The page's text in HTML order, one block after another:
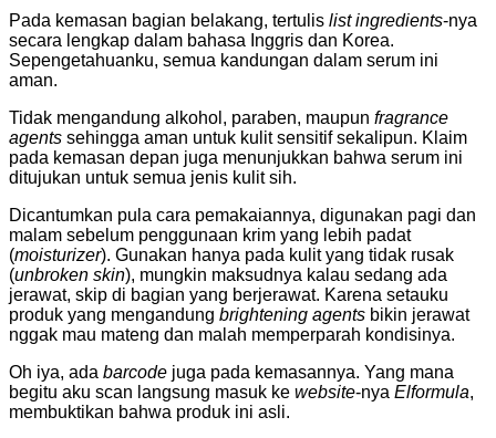
Pada kemasan bagian belakang, tertulis list ingredients-nya
secara lengkap dalam bahasa Inggris dan Korea.
Sepengetahuanku, semua kandungan dalam serum ini
aman.
Tidak mengandung alkohol, paraben, maupun fragrance
agents sehingga aman untuk kulit sensitif sekalipun. Klaim
pada kemasan depan juga menunjukkan bahwa serum ini
ditujukan untuk semua jenis kulit sih.
Dicantumkan pula cara pemakaiannya, digunakan pagi dan
malam sebelum penggunaan krim yang lebih padat
(moisturizer). Gunakan hanya pada kulit yang tidak rusak
(unbroken skin), mungkin maksudnya kalau sedang ada
jerawat, skip di bagian yang berjerawat. Karena setauku
produk yang mengandung brightening agents bikin jerawat
nggak mau mateng dan malah memperparah kondisinya.
Oh iya, ada barcode juga pada kemasannya. Yang mana
begitu aku scan langsung masuk ke website-nya Elformula,
membuktikan bahwa produk ini asli.